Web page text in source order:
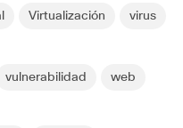
Virtualización virus
vulnerabilidad web